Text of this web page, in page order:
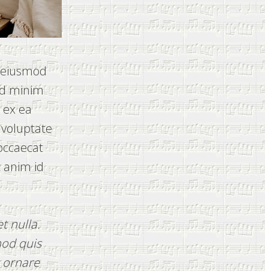
minim
ea
id
nulla.
quis
ornare